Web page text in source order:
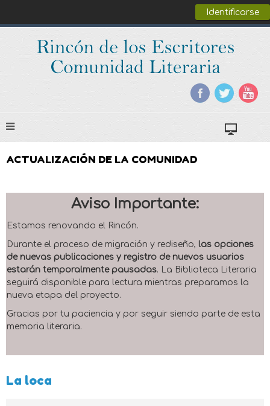
Identificarse
ACTUALIZACIÓN DE LA COMUNIDAD
Aviso Importante:
Estamos renovando el Rincón.
Durante el proceso de migración y rediseño, las opciones
de nuevas publicaciones y registro de nuevos usuarios
estarán temporalmente pausadas. La Biblioteca Literaria
seguirá disponible para lectura mientras preparamos la
nueva etapa del proyecto.
Gracias por tu paciencia y por seguir siendo parte de esta
memoria literaria.
La loca